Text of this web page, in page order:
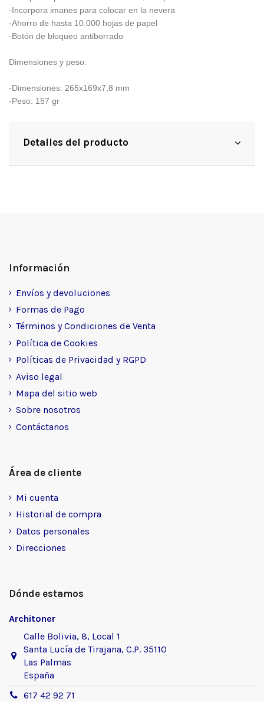
-Incorpora imanes para colocar en la nevera
-Ahorro de hasta 10.000 hojas de papel
-Botón de bloqueo antiborrado
Dimensiones y peso:
-Dimensiones: 265x169x7,8 mm
-Peso: 157 gr
Detalles del producto
Información
Envíos y devoluciones
Formas de Pago
Términos y Condiciones de Venta
Política de Cookies
Políticas de Privacidad y RGPD
Aviso legal
Mapa del sitio web
Sobre nosotros
Contáctanos
Área de cliente
Mi cuenta
Historial de compra
Datos personales
Direcciones
Dónde estamos
Architoner
Calle Bolivia, 8, Local 1
Santa Lucía de Tirajana, C.P. 35110
Las Palmas
España
617 42 92 71